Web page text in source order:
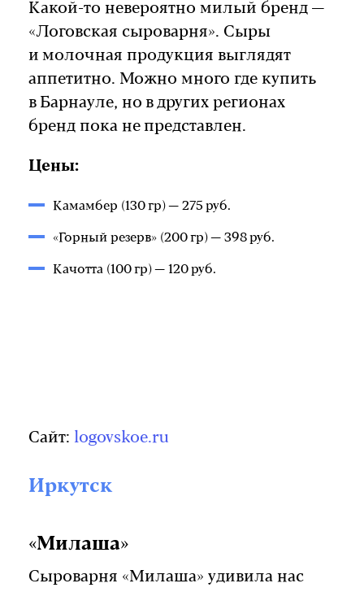
Какой-то невероятно милый бренд —
«Логовская сыроварня». Сыры
и молочная продукция выглядят
аппетитно. Можно много где купить
в Барнауле, но в других регионах
бренд пока не представлен.
Цены:
Камамбер (130 гр) — 275 руб.
«Горный резерв» (200 гр) — 398 руб.
Качотта (100 гр) — 120 руб.
Сайт: logovskoe.ru
Иркутск
«Милаша»
Сыроварня «Милаша» удивила нас